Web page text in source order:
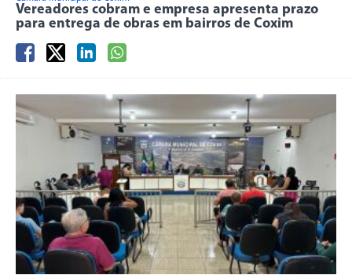
Vereadores cobram e empresa apresenta prazo
para entrega de obras em bairros de Coxim